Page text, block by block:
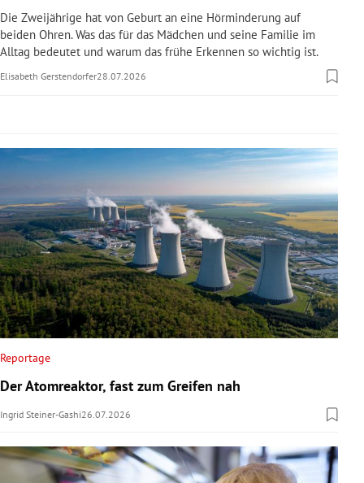
Untermenü
Untermenü
Untermenü
Untermenü
Die Zweijährige hat von Geburt an eine Hörminderung auf
beiden Ohren. Was das für das Mädchen und seine Familie im
Alltag bedeutet und warum das frühe Erkennen so wichtig ist.
Elisabeth Gerstendorfer28.07.2026
Reportage
Der Atomreaktor, fast zum Greifen nah
Ingrid Steiner-Gashi26.07.2026